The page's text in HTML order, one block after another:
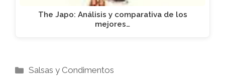
The Japo: Análisis y comparativa de los
mejores…
Categorías
Salsas y Condimentos